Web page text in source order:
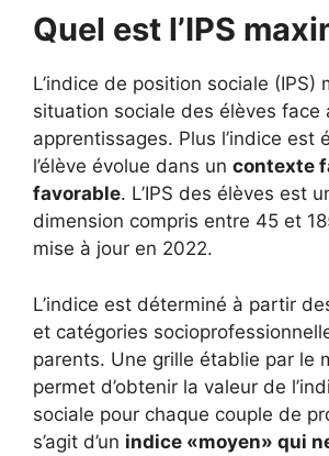
Quel est l’IPS
L’indice de position sociale (IPS)
situation sociale des élèves face
apprentissages. Plus l’indice est
l’élève évolue dans un contexte
favorable. L’IPS des élèves est
dimension compris entre 45 et
mise à jour en 2022.
L’indice est déterminé à partir
et catégories
parents. Une grille établie par le
permet d’obtenir la valeur de
sociale pour chaque couple de
s’agit d’un indice «moyen» qui